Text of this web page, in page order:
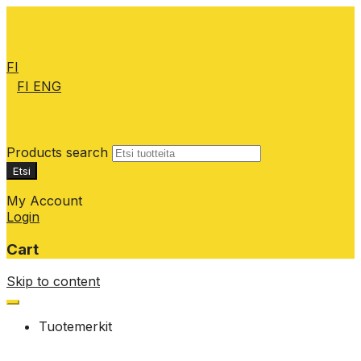
FI
FI ENG
Products search
Etsi
My Account
Login
Cart
Skip to content
Tuotemerkit